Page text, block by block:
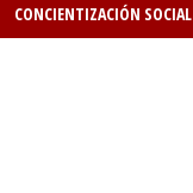
CONCIENTIZACIÓN SOCIAL